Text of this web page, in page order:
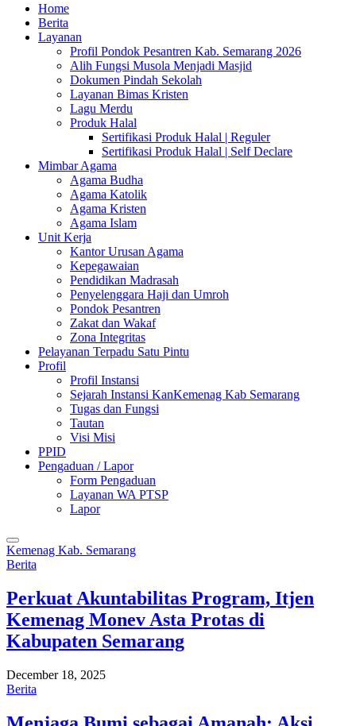
Home
Berita
Layanan
Profil Pondok Pesantren Kab. Semarang 2026
Alih Fungsi Musola Menjadi Masjid
Dokumen Pindah Sekolah
Layanan Bimas Kristen
Lagu Merdu
Produk Halal
Sertifikasi Produk Halal | Reguler
Sertifikasi Produk Halal | Self Declare
Mimbar Agama
Agama Budha
Agama Katolik
Agama Kristen
Agama Islam
Unit Kerja
Kantor Urusan Agama
Kepegawaian
Pendidikan Madrasah
Penyelenggara Haji dan Umroh
Pondok Pesantren
Zakat dan Wakaf
Zona Integritas
Pelayanan Terpadu Satu Pintu
Profil
Profil Instansi
Sejarah Instansi KanKemenag Kab Semarang
Tugas dan Fungsi
Tautan
Visi Misi
PPID
Pengaduan / Lapor
Form Pengaduan
Layanan WA PTSP
Lapor
Kemenag Kab. Semarang
Berita
Perkuat Akuntabilitas Program, Itjen
Kemenag Monev Asta Protas di
Kabupaten Semarang
December 18, 2025
Berita